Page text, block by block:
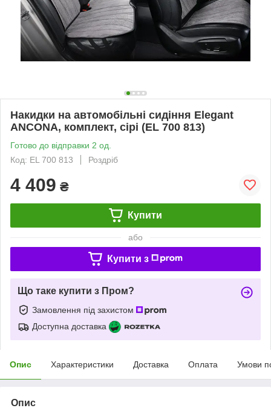
Накидки на автомобільні сидіння Elegant
ANCONA, комплект, сірі (EL 700 813)
Готово до відправки 2 од.
Код: EL 700 813
Роздріб
4 409 ₴
Купити
або
Купити з
Що таке купити з Пром?
Замовлення під захистом
Доступна доставка
Опис Характеристики Доставка Оплата Умови
Опис